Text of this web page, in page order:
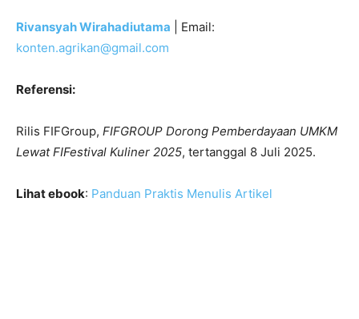
Rivansyah Wirahadiutama | Email:
konten.agrikan@gmail.com
Referensi:
Rilis FIFGroup, FIFGROUP Dorong Pemberdayaan UMKM
Lewat FIFestival Kuliner 2025, tertanggal 8 Juli 2025.
Lihat ebook: Panduan Praktis Menulis Artikel